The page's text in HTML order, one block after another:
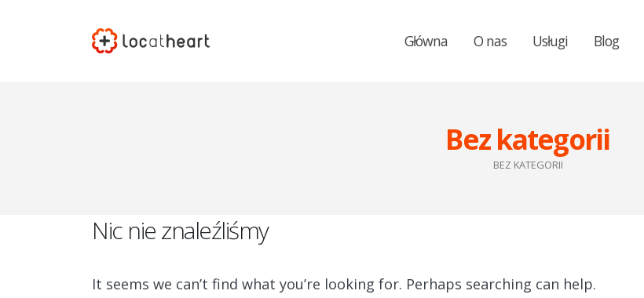
Główna O nas Usługi Blog
Bez kategorii
BEZ KATEGORII
Nic nie znaleźliśmy
It seems we can’t find what you’re looking for. Perhaps searching can help.